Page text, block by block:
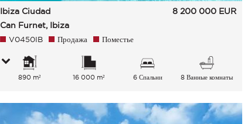
Ibiza Ciudad
Can Furnet, Ibiza
8 200 000 EUR
V0450IB Продажа Поместье
890 m² 16 000 m² 6 Спальни 8 Ванные комнаты